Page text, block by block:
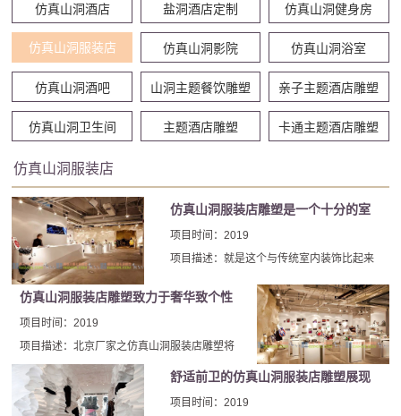
仿真山洞酒店 盐洞酒店定制 仿真山洞健身房
仿真山洞服装店 仿真山洞影院 仿真山洞浴室
仿真山洞酒吧 山洞主题餐饮雕塑 亲子主题酒店雕塑
仿真山洞卫生间 主题酒店雕塑 卡通主题酒店雕塑
仿真山洞服装店
仿真山洞服装店雕塑是一个十分的室
内建筑装饰案例
项目时间：2019
项目描述：就是这个与传统室内装饰比起来
使在见怪不怪的建筑装饰界也算得上是树一
帜。作为一项新的装饰理念，仿真山洞服装
店雕塑从不同的创作角度出发，惊喜的简直
仿真山洞服装店雕塑致力于奢华致个性
化适用于各种环境
项目时间：2019
项目描述：北京厂家之仿真山洞服装店雕塑将
展示新的设计概念，以及家特的作品系列中受
欢迎的作品。
舒适前卫的仿真山洞服装店雕塑展现
前所未有的品味
项目时间：2019